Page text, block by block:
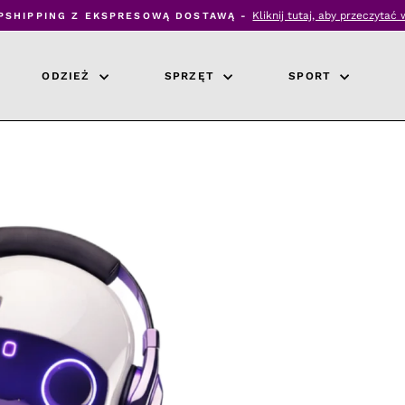
Wstrzymaj
Z EKSPRESOWĄ DOSTAWĄ - Kliknij tutaj, aby przeczytać
ODZIEŻ SPRZĘT SPORT